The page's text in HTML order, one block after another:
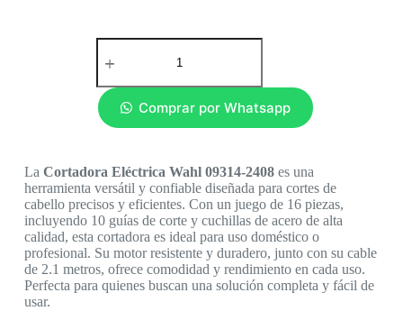
Comprar por Whatsapp
La Cortadora Eléctrica Wahl 09314-2408es una
herramienta versátil y confiable diseñada para cortes de
cabello precisos y eficientes. Con un juego de 16 piezas,
incluyendo 10 guías de corte y cuchillas de acero de alta
calidad, esta cortadora es ideal para uso doméstico o
profesional. Su motor resistente y duradero, junto con su cable
de 2.1 metros, ofrece comodidad y rendimiento en cada uso.
Perfecta para quienes buscan una solución completa y fácil de
usar.